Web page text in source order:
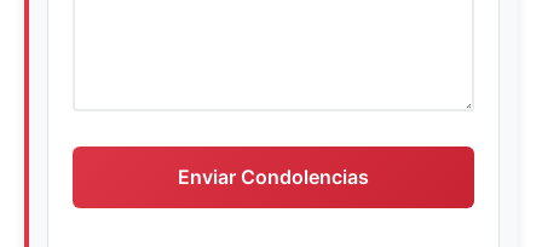
Enviar Condolencias